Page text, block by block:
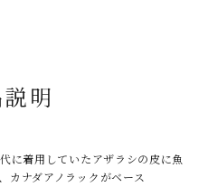
明
に着用していたアザラシの皮に魚
カナダアノラックがベース